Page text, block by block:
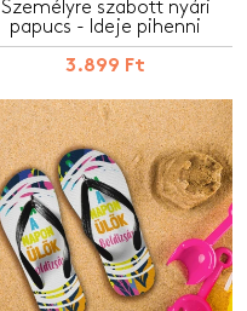
Személyre szabott nyári
papucs - Ideje pihenni
3.899 Ft